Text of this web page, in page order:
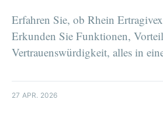
Erfahren Sie, ob Rhein
Erkunden Sie Funktionen,
Vertrauenswürdigkeit, alles in
27 APR. 2026